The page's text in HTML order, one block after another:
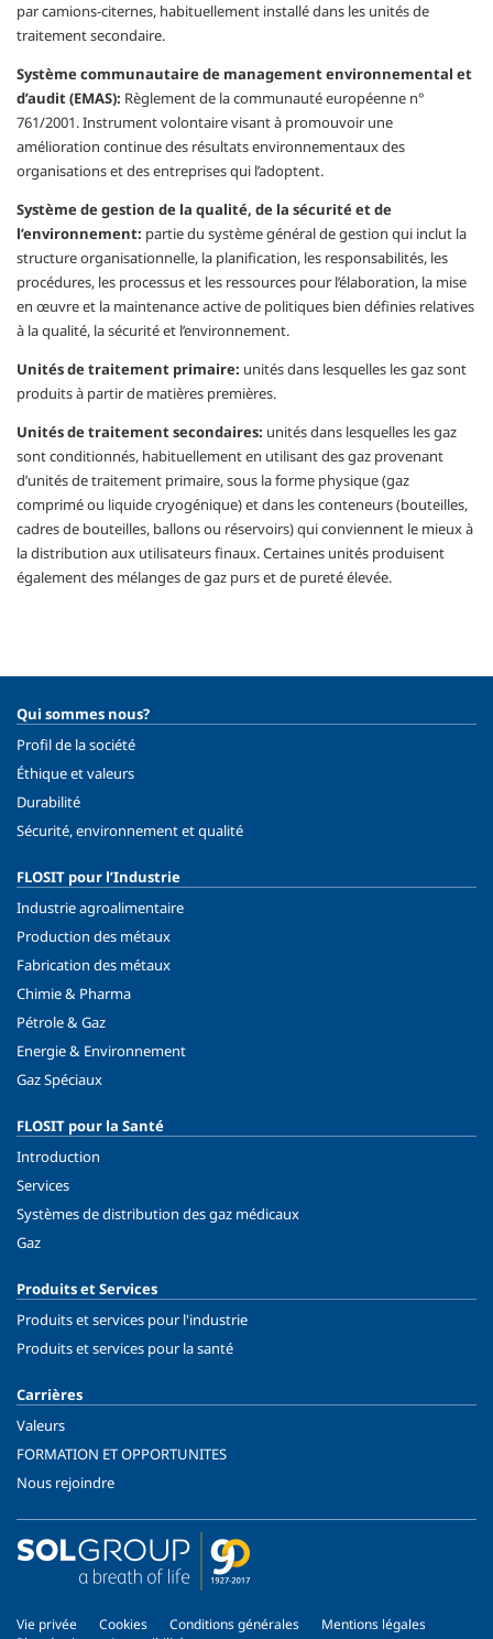
par camions-citernes, habituellement installé dans les unités de
traitement secondaire.
Système communautaire de management environnemental et
d’audit (EMAS): Règlement de la communauté européenne n°
761/2001. Instrument volontaire visant à promouvoir une
amélioration continue des résultats environnementaux des
organisations et des entreprises qui l’adoptent.
Système de gestion de la qualité, de la sécurité et de
l’environnement: partie du système général de gestion qui inclut la
structure organisationnelle, la planification, les responsabilités, les
procédures, les processus et les ressources pour l’élaboration, la mise
en œuvre et la maintenance active de politiques bien définies relatives
à la qualité, la sécurité et l’environnement.
Unités de traitement primaire: unités dans lesquelles les gaz sont
produits à partir de matières premières.
Unités de traitement secondaires: unités dans lesquelles les gaz
sont conditionnés, habituellement en utilisant des gaz provenant
d’unités de traitement primaire, sous la forme physique (gaz
comprimé ou liquide cryogénique) et dans les conteneurs (bouteilles,
cadres de bouteilles, ballons ou réservoirs) qui conviennent le mieux à
la distribution aux utilisateurs finaux. Certaines unités produisent
également des mélanges de gaz purs et de pureté élevée.
Qui sommes nous?
Profil de la société
Éthique et valeurs
Durabilité
Sécurité, environnement et qualité
FLOSIT pour l’Industrie
Industrie agroalimentaire
Production des métaux
Fabrication des métaux
Chimie & Pharma
Pétrole & Gaz
Energie & Environnement
Gaz Spéciaux
FLOSIT pour la Santé
Introduction
Services
Systèmes de distribution des gaz médicaux
Gaz
Produits et Services
Produits et services pour l'industrie
Produits et services pour la santé
Carrières
Valeurs
FORMATION ET OPPORTUNITES
Nous rejoindre
Vie privée Cookies Conditions générales
Mentions légales